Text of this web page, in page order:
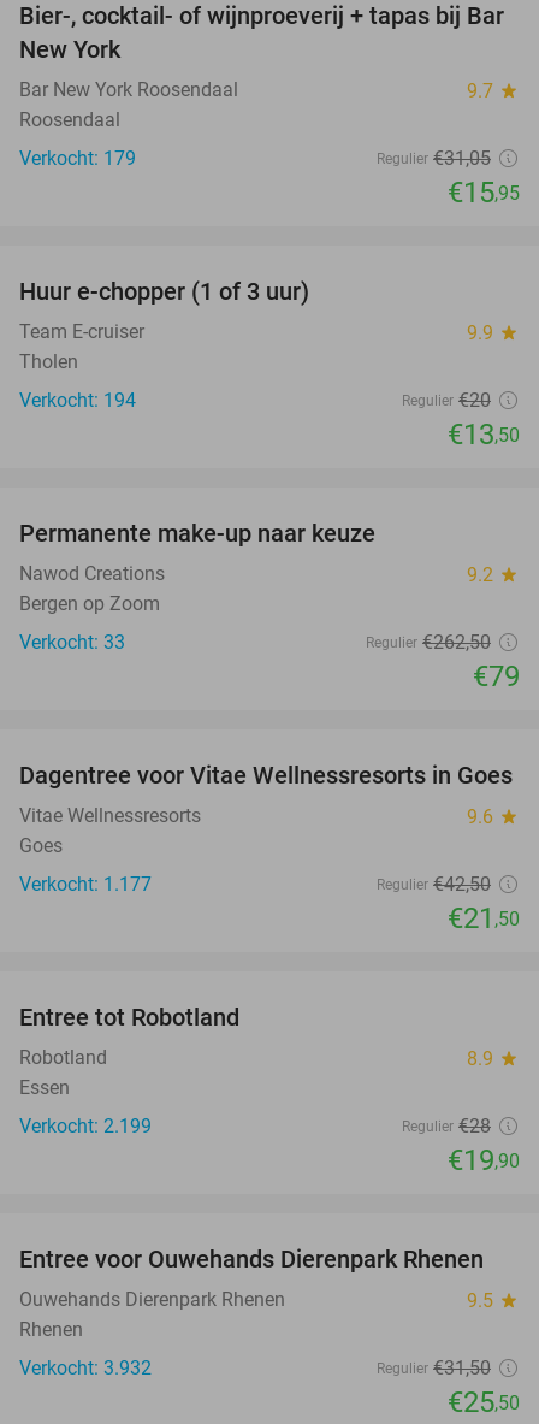
49%
Bier-, cocktail- of wijnproeverij + tapas bij Bar
New York
Bar New York Roosendaal 9.7 star
Roosendaal
Verkocht: 179
Regulier €31,05
€15,95
Huur e-chopper (1 of 3 uur)
Team E-cruiser 9.9 star
Tholen
Verkocht: 194
Regulier €20
€13,50
Permanente make-up naar keuze
Nawod Creations 9.2 star
Bergen op Zoom
Verkocht: 33
Regulier €262,50
€79
49%
Dagentree voor Vitae Wellnessresorts in Goes
Vitae Wellnessresorts 9.6 star
Goes
Verkocht: 1.177
Regulier €42,50
€21 ,50
Entree tot Robotland
Robotland 8.9 star
Essen
Verkocht: 2.199
Regulier €28
€19,90
19%
Entree voor Ouwehands Dierenpark Rhenen
Ouwehands Dierenpark Rhenen 9.5 star
Rhenen
Verkocht: 3.932
Regulier €31,50
€25,50